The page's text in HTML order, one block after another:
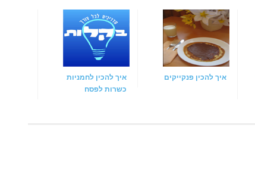
איך להכין פנקייקים
איך להכין לחמניות
כשרות לפסח